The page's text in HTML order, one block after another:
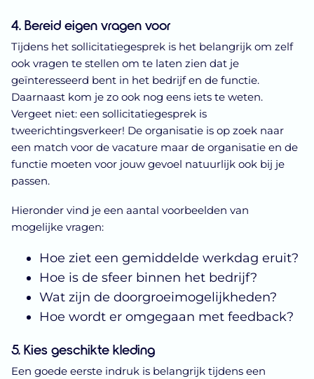
4. Bereid eigen vragen voor
Tijdens het sollicitatiegesprek is het belangrijk om zelf
ook vragen te stellen om te laten zien dat je
geïnteresseerd bent in het bedrijf en de functie.
Daarnaast kom je zo ook nog eens iets te weten.
Vergeet niet: een sollicitatiegesprek is
tweerichtingsverkeer! De organisatie is op zoek naar
een match voor de vacature maar de organisatie en de
functie moeten voor jouw gevoel natuurlijk ook bij je
passen.
Hieronder vind je een aantal voorbeelden van
mogelijke vragen:
Hoe ziet een gemiddelde werkdag eruit?
Hoe is de sfeer binnen het bedrijf?
Wat zijn de doorgroeimogelijkheden?
Hoe wordt er omgegaan met feedback?
5. Kies geschikte kleding
Een goede eerste indruk is belangrijk tijdens een